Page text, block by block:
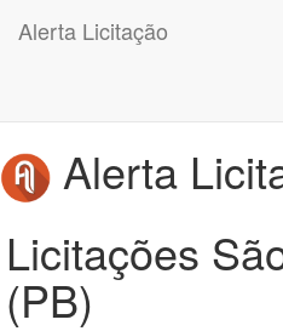
Alerta Licitação
Alerta
Licitações
(PB)